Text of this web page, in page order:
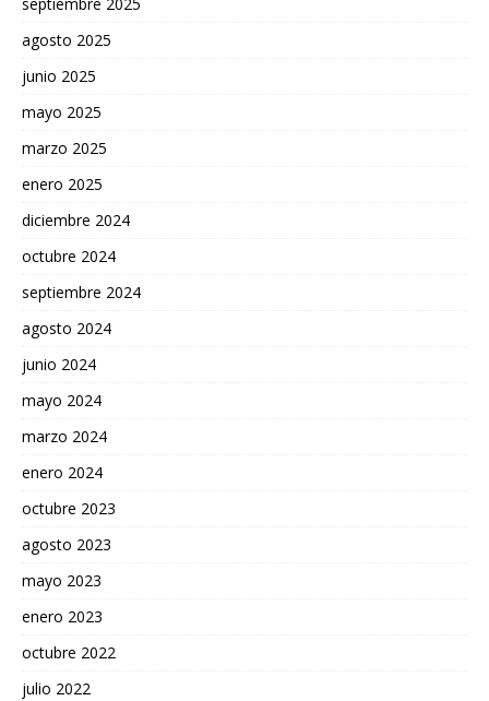
agosto 2025
junio 2025
mayo 2025
marzo 2025
enero 2025
diciembre 2024
octubre 2024
septiembre 2024
agosto 2024
junio 2024
mayo 2024
marzo 2024
enero 2024
octubre 2023
agosto 2023
mayo 2023
enero 2023
octubre 2022
julio 2022